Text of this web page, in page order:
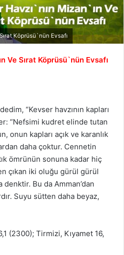
Köprüsü`nün Evsafı
Ve Sırat Köprüsü`nün Evsafı
“Kevser havzının kapları
“Nefsimi kudret elinde tutan
onun kapları açık ve karanlık
daha çoktur. Cennetin
ömrünün sonuna kadar hiç
çıkan iki oluğu gürül gürül
Bu da Amman’dan
Suyu sütten daha beyaz,
(2300); Tirmizi, Kıyamet 16,